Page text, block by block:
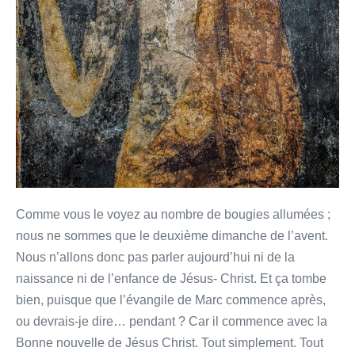
Comme vous le voyez au nombre de bougies allumées ;
nous ne sommes que le deuxième dimanche de l’avent.
Nous n’allons donc pas parler aujourd’hui ni de la
naissance ni de l’enfance de Jésus- Christ. Et ça tombe
bien, puisque que l’évangile de Marc commence après,
ou devrais-je dire… pendant ? Car il commence avec la
Bonne nouvelle de Jésus Christ. Tout simplement. Tout